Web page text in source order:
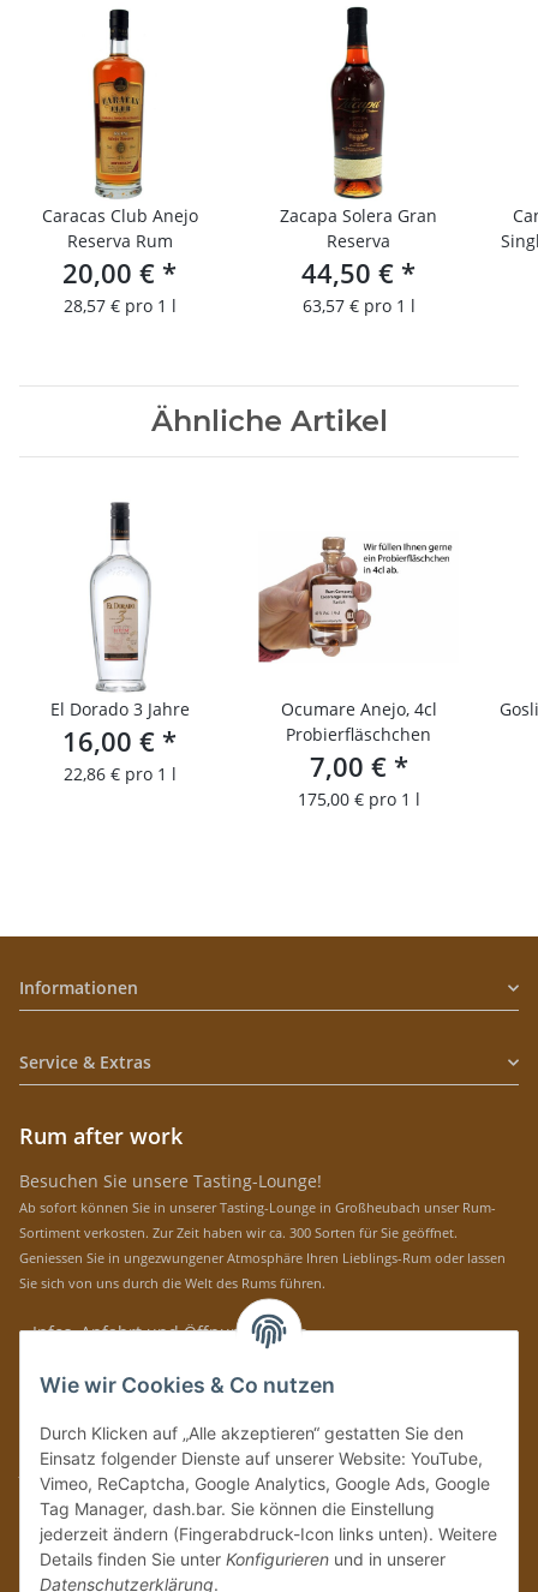
Caracas Club Anejo
Reserva Rum
20,00 € *
28,57 € pro 1 l
Zacapa Solera Gran
Reserva
44,50 € *
63,57 € pro 1 l
Ähnliche Artikel
El Dorado 3 Jahre
16,00 € *
22,86 € pro 1 l
Ocumare Anejo, 4cl
Probierfläschchen
7,00 € *
175,00 € pro 1 l
Informationen
Service & Extras
Rum after work
Besuchen Sie unsere Tasting-Lounge!
Ab sofort können Sie in unserer Tasting-Lounge in Großheubach unser Rum-
Sortiment verkosten. Zur Zeit haben wir ca. 300 Sorten für Sie geöffnet.
Geniessen Sie in ungezwungener Atmosphäre Ihren Lieblings-Rum oder lassen
Sie sich von uns durch die Welt des Rums führen.
» Infos, Anfahrt und Öffnungszeiten
Bitte senden Sie mir entsprechend IhrerDatenschutzerklärung
regelmäßig und
jederzeit widerruflich Informationen zu Ihrem Produktsortiment per E-Mail zu.
Vertrag widerrufen
Wie wir Cookies & Co nutzen
Durch Klicken auf „Alle akzeptieren“ gestatten Sie den
Einsatz folgender Dienste auf unserer Website: YouTube,
Vimeo, ReCaptcha, Google Analytics, Google Ads, Google
Tag Manager, dash.bar. Sie können die Einstellung
jederzeit ändern (Fingerabdruck-Icon links unten). Weitere
Details finden Sie unter Konfigurieren und in unserer
Datenschutzerklärung.